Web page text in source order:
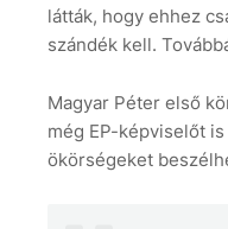
látták, hogy ehhez
szándék kell.
Magyar Péter első
még EP-képviselőt
ökörségeket